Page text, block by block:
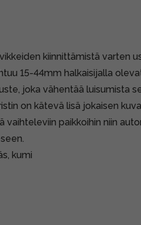
kiinnittämistä varten
15-44mm halkaisijalla
joka vähentää luisumista
on kätevä lisä jokaisen
vaihteleviin paikkoihin niin
kumi